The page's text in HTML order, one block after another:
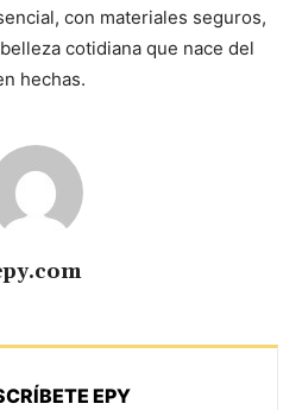
con materiales seguros,
cotidiana que nace del
hechas.
EPY